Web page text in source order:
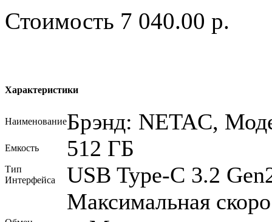
Стоимость 7 040.00 р.
Характеристики
НаименованиеБрэнд: NETAC,
Емкость 512 ГБ
Тип
Интерфейса
USB Type-C 3.2
Максимальная